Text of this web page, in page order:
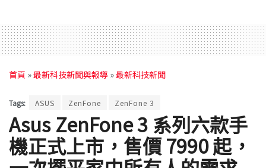
首頁 »最新科技新聞與報導 »最新科技新聞
Tags: ASUS ZenFone ZenFone 3
Asus ZenFone 3 系列六款手
機正式上市，售價 7990 起，